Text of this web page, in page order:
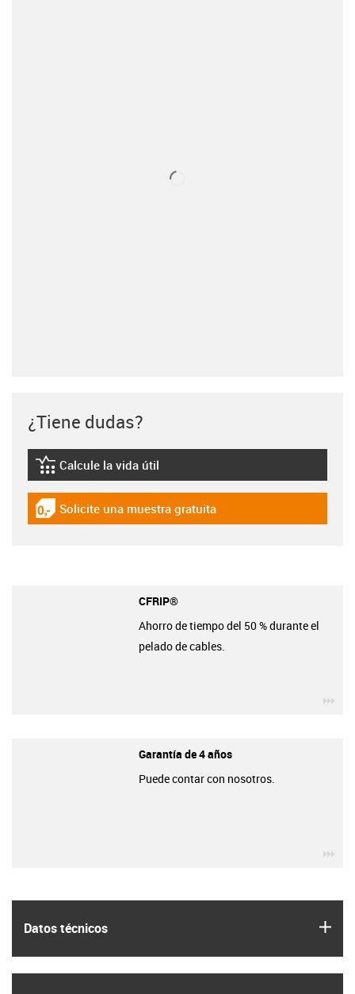
Datos técnicos
¿Tiene dudas?
igus-icon-lebensdauerrechner
Calcule la vida útil
igus-icon-gratismuster
Solicite una muestra gratuita
CFRIP®
Ahorro de tiempo del 50 % durante el
pelado de cables.
Garantía de 4 años
Puede contar con nosotros.